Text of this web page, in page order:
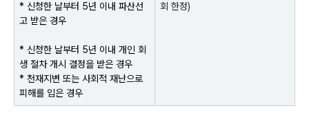
* 신청한 날부터 5년 이내 파산선
고 받은 경우
* 신청한 날부터 5년 이내 개인 회
생 절차 개시 결정을 받은 경우
* 천재지변 또는 사회적 재난으로
피해를 입은 경우
회 한정)